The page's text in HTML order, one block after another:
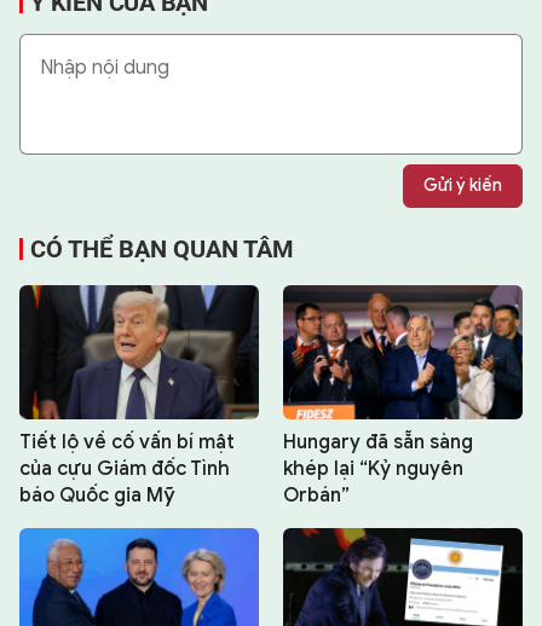
Gửi ý kiến
CÓ THỂ BẠN QUAN TÂM
Tiết lộ về cố vấn bí mật
của cựu Giám đốc Tình
báo Quốc gia Mỹ
Hungary đã sẵn sàng
khép lại “Kỷ nguyên
Orbán”